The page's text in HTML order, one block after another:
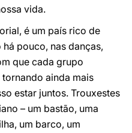
vida.
é um país rico de
pouco, nas danças,
que cada grupo
ainda mais
estar juntos. Trouxestes
– um bastão, uma
um barco, um